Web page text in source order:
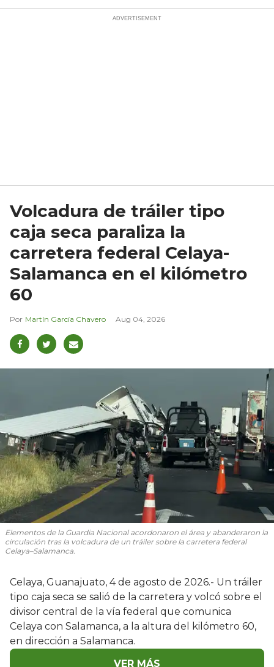
Volcadura de tráiler tipo
caja seca paraliza la
carretera federal Celaya-
Salamanca en el kilómetro
60
Martín García Chavero Aug 04, 2026
Elementos de la Guardia Nacional acordonaron el área y abanderaron la
circulación tras la volcadura de un tráiler sobre la carretera federal
Celaya–Salamanca.
Celaya, Guanajuato, 4 de agosto de 2026.- Un tráiler
tipo caja seca se salió de la carretera y volcó sobre el
divisor central de la vía federal que comunica
Celaya con Salamanca, a la altura del kilómetro 60,
en dirección a Salamanca.
VER MÁS